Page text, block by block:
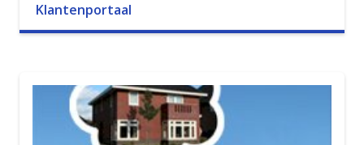
Klantenportaal